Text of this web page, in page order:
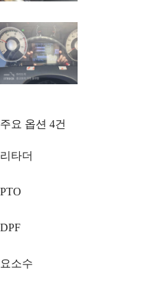
주요 옵션 4건
리타더
PTO
DPF
요소수